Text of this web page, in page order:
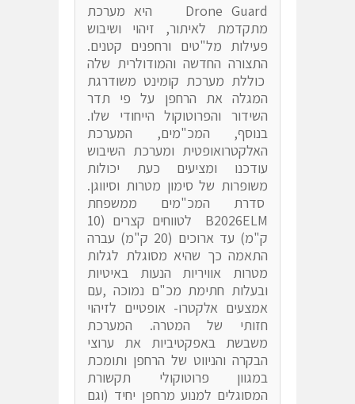
Drone Guard היא מערכת
מתקדמת לאיתור, זיהוי ושיבוש
פעילות מל"טים ורחפנים קטנים.
התצורה החדשה והמודולרית שלה
כוללת מערכת קומינט משודרגת
המגלה את הרחפן על פי תדר
השידור והפרוטוקול הייחודי שלו.
בנוסף, המכ"מים, המערכת
האלקטרואופטית ומערכת השיבוש
עודכנו ומציעים כעת יכולות
משופרות של סימון מטרות וסיווגן.
סדרת המכ"מים ממשפחת
B2026ELM לטווחים קצרים (10
ק"מ) עד ארוכים (20 ק"מ) עברה
התאמה כך שהיא מסוגלת לגלות
מטרות אוויריות הנעות באיטיות
ובעלות חתימת מכ"ם נמוכה ,עם
אמצעים אלקטרו- אופטיים לזיהוי
חזותי של המטרה. המערכת
משבשת באפקטיביות את ערוצי
הבקרה והניווט של הרחפן ותומכת
במגוון פרוטוקולי תקשורת
המסוגלים למנוע מרחפן יחיד (וגם